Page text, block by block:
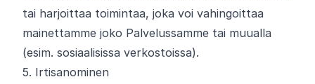
tai harjoittaa toimintaa, joka voi vahingoittaa
mainettamme joko Palvelussamme tai muualla
(esim. sosiaalisissa verkostoissa).
5. Irtisanominen